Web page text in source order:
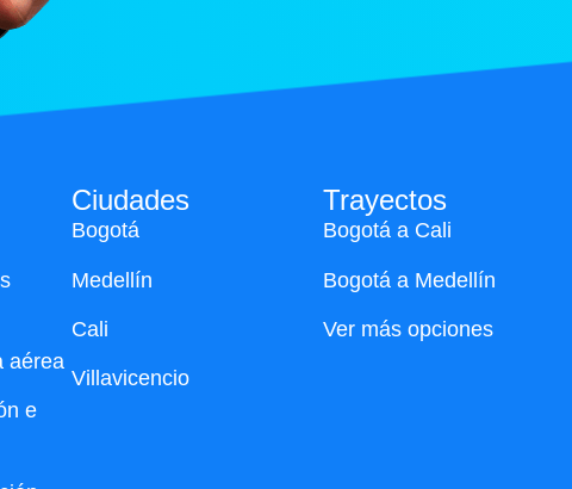
aérea
e
Ciudades
Bogotá
Medellín
Cali
Villavicencio
Trayectos
Bogotá a Cali
Bogotá a Medellín
Ver más opciones